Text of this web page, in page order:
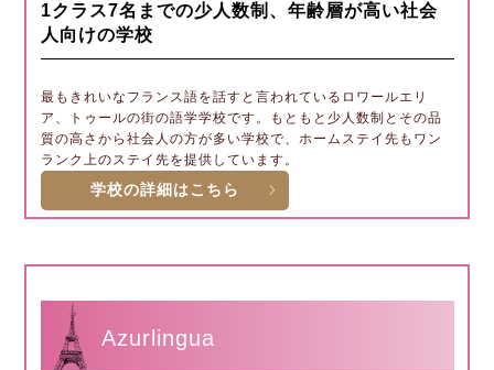
1クラス7名までの少人数制、年齢層が高い社会
人向けの学校
最もきれいなフランス語を話すと言われているロワールエリ
ア、トゥールの街の語学学校です。もともと少人数制とその品
質の高さから社会人の方が多い学校で、ホームステイ先もワン
ランク上のステイ先を提供しています。
学校の詳細はこちら
Azurlingua